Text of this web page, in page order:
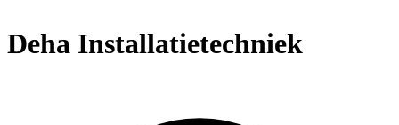
Deha Installatietechniek